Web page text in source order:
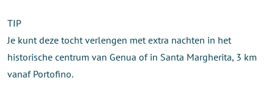
TIP
Je kunt deze tocht verlengen met extra nachten in het
historische centrum van Genua of in Santa Margherita, 3 km
vanaf Portofino.